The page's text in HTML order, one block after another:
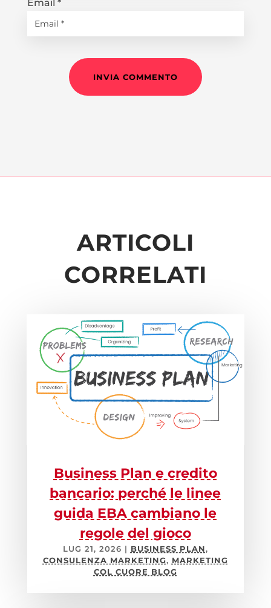
Email *
INVIA COMMENTO
ARTICOLI
CORRELATI
Business Plan e credito
bancario: perché le linee
guida EBA cambiano le
regole del gioco
LUG 21, 2026 | BUSINESS PLAN,
CONSULENZA MARKETING, MARKETING
COL CUORE BLOG